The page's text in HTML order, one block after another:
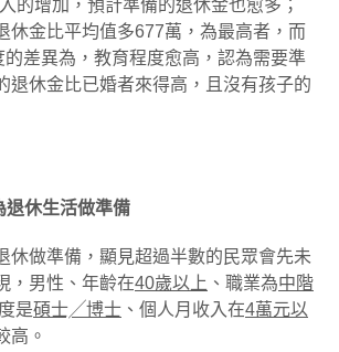
的增加，預計準備的退休金也愈多；
金比平均值多677萬，為最高者，而
差異為，教育程度愈高，認為需要準
退休金比已婚者來得高，且沒有孩子的
退休生活做準備
做準備，顯見超過半數的民眾會先未
，男性、年齡在40歲以上 、職業為中階
是碩士╱博士 、個人月收入在4萬元以
高。